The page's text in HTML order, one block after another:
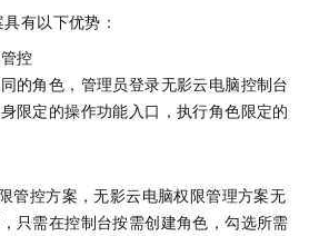
有以下优势：
控
的角色，管理员登录无影云电脑控制台
限定的操作功能入口，执行角色限定的
管控方案，无影云电脑权限管理方案无
只需在控制台按需创建角色，勾选所需